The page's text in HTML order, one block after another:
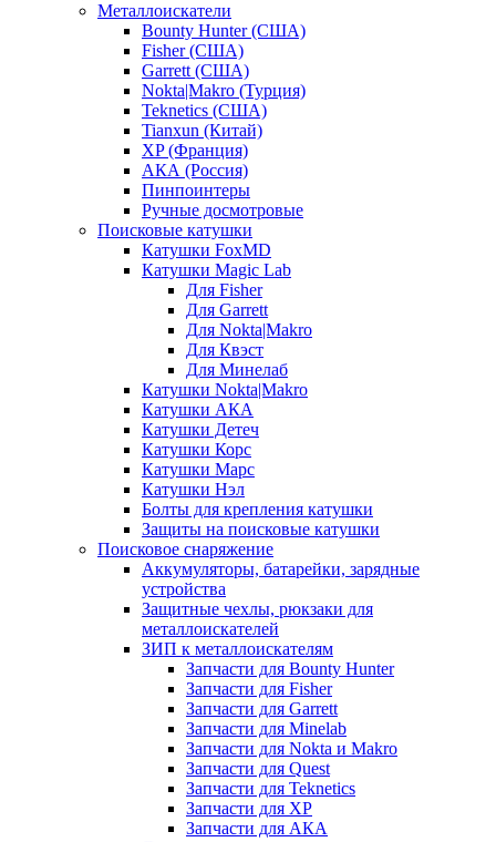
Металлоискатели
Bounty Hunter (США)
Fisher (США)
Garrett (США)
Nokta|Makro (Турция)
Teknetics (США)
Tianxun (Китай)
XP (Франция)
АКА (Россия)
Пинпоинтеры
Ручные досмотровые
Поисковые катушки
Катушки FoxMD
Катушки Magic Lab
Для Fisher
Для Garrett
Для Nokta|Makro
Для Квэст
Для Минелаб
Катушки Nokta|Makro
Катушки АКА
Катушки Детеч
Катушки Корс
Катушки Марс
Катушки Нэл
Болты для крепления катушки
Защиты на поисковые катушки
Поисковое снаряжение
Аккумуляторы, батарейки, зарядные
устройства
Защитные чехлы, рюкзаки для
металлоискателей
ЗИП к металлоискателям
Запчасти для Bounty Hunter
Запчасти для Fisher
Запчасти для Garrett
Запчасти для Minelab
Запчасти для Nokta и Makro
Запчасти для Quest
Запчасти для Teknetics
Запчасти для XP
Запчасти для АКА